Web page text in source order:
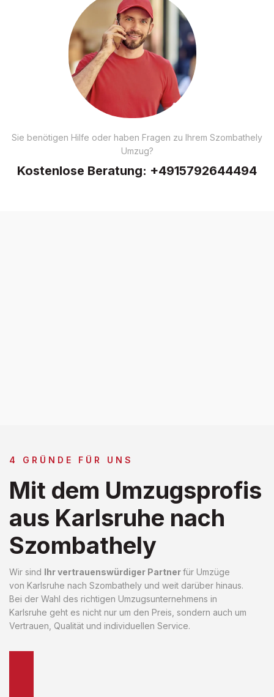
Sie benötigen Hilfe oder haben Fragen zu Ihrem Szombathely
Umzug?
Kostenlose Beratung: +4915792644494
4 GRÜNDE FÜR UNS
Mit dem Umzugsprofis
aus Karlsruhe nach
Szombathely
Wir sind Ihr vertrauenswürdiger Partnerfür Umzüge
von Karlsruhe nach Szombathely und weit darüber hinaus.
Bei der Wahl des richtigen Umzugsunternehmens in
Karlsruhe geht es nicht nur um den Preis, sondern auch um
Vertrauen, Qualität und individuellen Service.